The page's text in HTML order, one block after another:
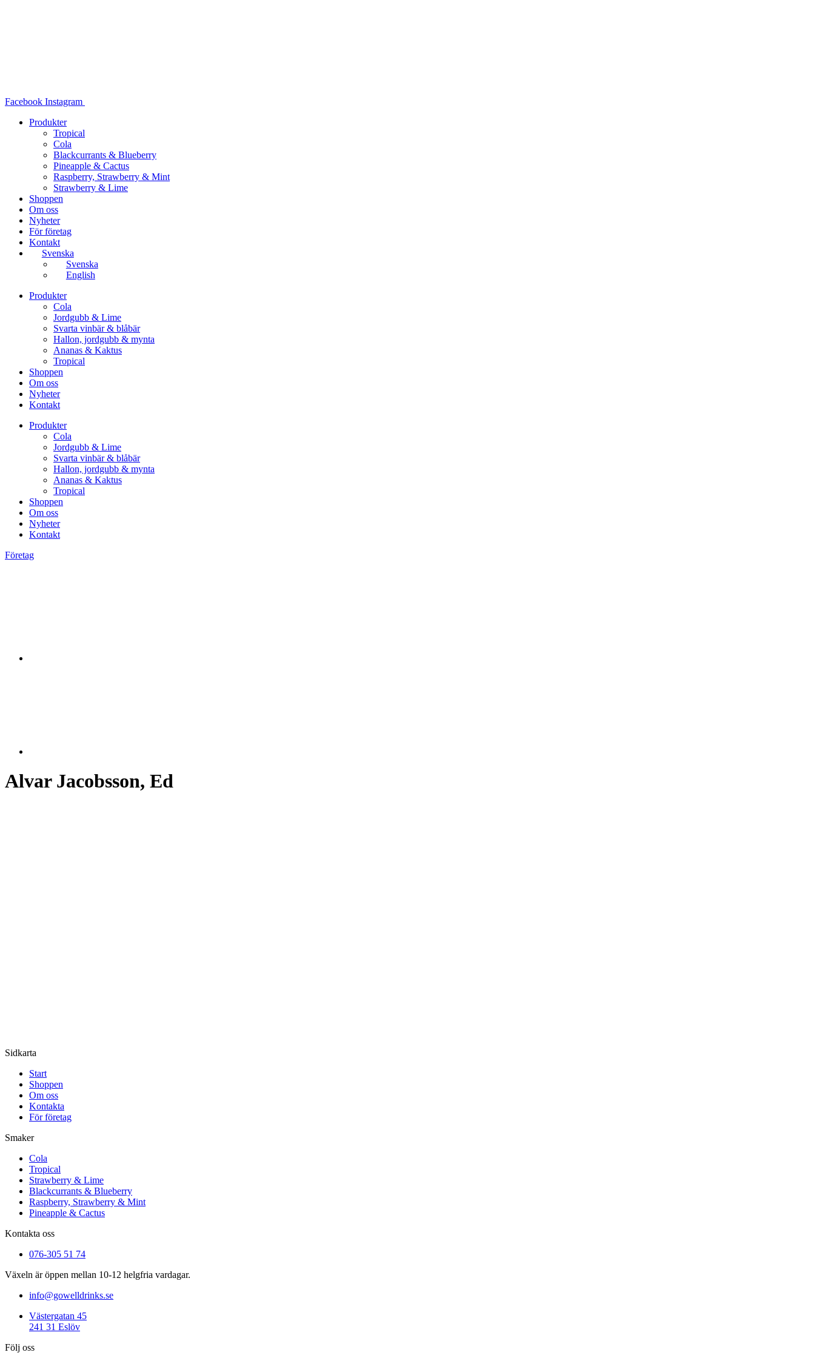
Facebook Instagram
Produkter
Tropical
Cola
Blackcurrants & Blueberry
Pineapple & Cactus
Raspberry, Strawberry & Mint
Strawberry & Lime
Shoppen
Om oss
Nyheter
För företag
Kontakt
Svenska
Svenska
English
Produkter
Cola
Jordgubb & Lime
Svarta vinbär & blåbär
Hallon, jordgubb & mynta
Ananas & Kaktus
Tropical
Shoppen
Om oss
Nyheter
Kontakt
Produkter
Cola
Jordgubb & Lime
Svarta vinbär & blåbär
Hallon, jordgubb & mynta
Ananas & Kaktus
Tropical
Shoppen
Om oss
Nyheter
Kontakt
Företag
Alvar Jacobsson, Ed
Sidkarta
Start
Shoppen
Om oss
Kontakta
För företag
Smaker
Cola
Tropical
Strawberry & Lime
Blackcurrants & Blueberry
Raspberry, Strawberry & Mint
Pineapple & Cactus
Kontakta oss
076-305 51 74
Växeln är öppen mellan 10-12 helgfria vardagar.
info@gowelldrinks.se
Västergatan 45
241 31 Eslöv
Följ oss